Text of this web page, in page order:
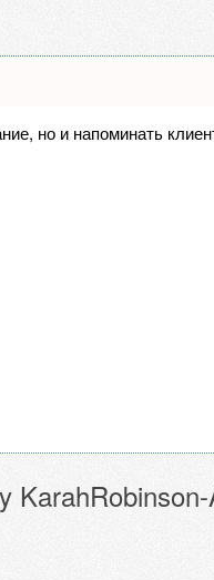
но и напоминать